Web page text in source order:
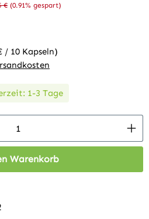
Preis:
€ (0.91% gespart)
/ 10 Kapseln)
1-3 Tage
den gewünschten
Warenkorb